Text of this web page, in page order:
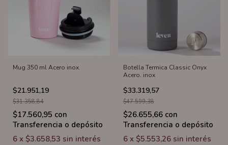
Mug 350 ml Acero inox.
$21.951,19
$31.358,84
$17.560,95 con
Transferencia o depósito
6 x $3.658,53 sin interés
Botella Termica Classic Onyx
Acero. inox
$33.319,57
$47.599,38
$26.655,66 con
Transferencia o depósito
6 x $5.553,26 sin interés